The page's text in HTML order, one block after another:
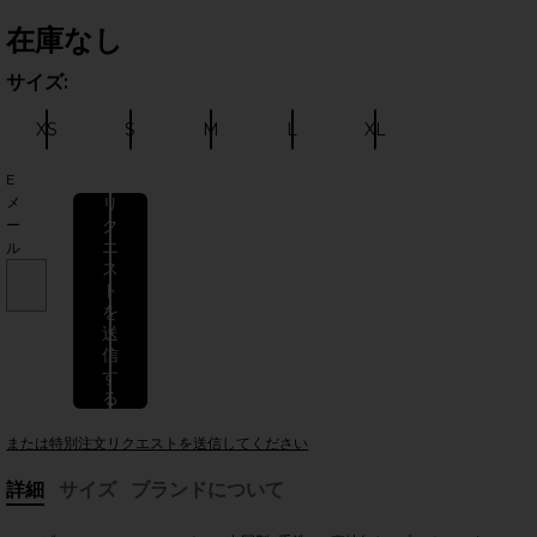
ライド
在庫なし
サイズ:
サイズ:
XS サイズ:
S サイズ:
M サイズ:
L XL
E
メ
ー
ル
リ
ク
エ
ス
ト
を
送
信
す
る
または特別注文リクエストを送信してください
詳細
サイズ ブランドについて